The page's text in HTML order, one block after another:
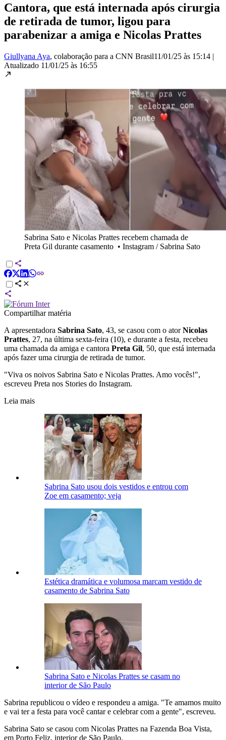
Cantora, que está internada após cirurgia
de retirada de tumor, ligou para
parabenizar a amiga e Nicolas Prattes
Giullyana Aya, colaboração para a CNN Brasil11/01/25 às 15:14 |
Atualizado 11/01/25 às 16:55
Sabrina Sato e Nicolas Prattes recebem chamada de
Preta Gil durante casamento • Instagram / Sabrina Sato
Compartilhar matéria
A apresentadora Sabrina Sato, 43, se casou com o atorNicolas
Prattes, 27, na última sexta-feira (10), e durante a festa, recebeu
uma chamada da amiga e cantora Preta Gil, 50, que está internada
após fazer uma cirurgia de retirada de tumor.
"Viva os noivos Sabrina Sato e Nicolas Prattes. Amo vocês!",
escreveu Preta nos Stories do Instagram.
Leia mais
Sabrina Sato usou dois vestidos e entrou com
Zoe em casamento; veja
Estética dramática e volumosa marcam vestido de
casamento de Sabrina Sato
Sabrina Sato e Nicolas Prattes se casam no
interior de São Paulo
Sabrina republicou o vídeo e respondeu a amiga. "Te amamos muito
e vai ter a festa para você cantar e celebrar com a gente", escreveu.
Sabrina Sato se casou com Nicolas Prattes na Fazenda Boa Vista,
em Porto Feliz, interior de São Paulo.